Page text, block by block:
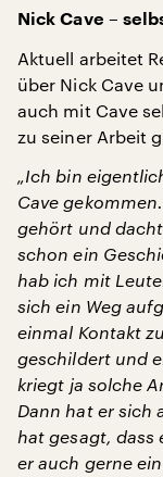
Nick Cave –
Aktuell arbeitet
über Nick Cave
auch mit Cave
zu seiner Arbeit
„Ich bin
Cave
gehört und
schon ein
hab ich mit
sich ein Weg
einmal Kontakt
geschildert und
kriegt ja solche
Dann hat er sich
hat gesagt, dass
er auch gerne